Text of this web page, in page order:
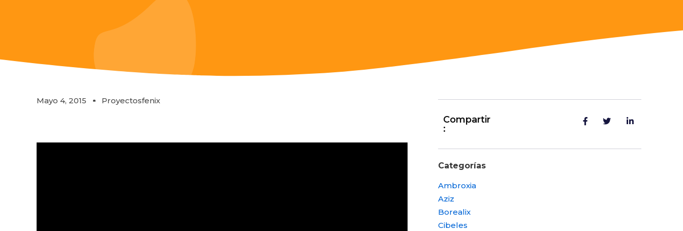
Mayo 4, 2015 Proyectosfenix
Compartir
:
Categorías
Ambroxia
Aziz
Borealix
Cibeles